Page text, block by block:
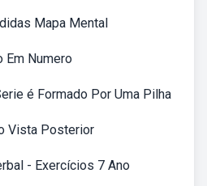
Mapa Mental
Em Numero
é Formado Por Uma Pilha
Vista Posterior
- Exercícios 7 Ano